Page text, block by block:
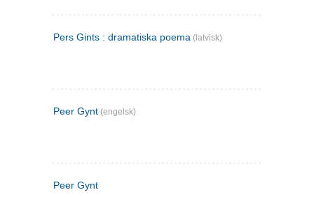
Pers Gints : dramatiska poema (latvisk)
Peer Gynt (engelsk)
Peer Gynt